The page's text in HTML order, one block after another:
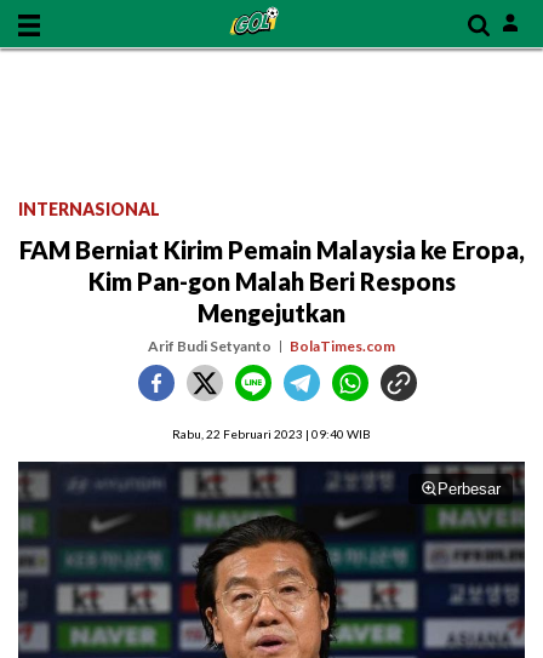
INTERNASIONAL
FAM Berniat Kirim Pemain Malaysia ke Eropa,
Kim Pan-gon Malah Beri Respons
Mengejutkan
Arif Budi Setyanto BolaTimes.com
Rabu, 22 Februari 2023 | 09:40 WIB
Perbesar